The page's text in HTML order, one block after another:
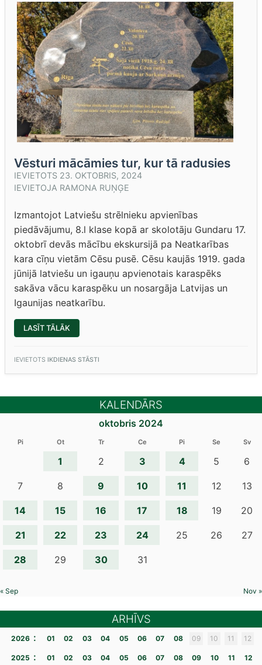
Vēsturi mācāmies tur, kur tā radusies
IEVIETOTS 23. OKTOBRIS, 2024
IEVIETOJA RAMONA RUŅĢE
Izmantojot Latviešu strēlnieku apvienības
piedāvājumu, 8.l klase kopā ar skolotāju Gundaru 17.
oktobrī devās mācību ekskursijā pa Neatkarības
kara cīņu vietām Cēsu pusē. Cēsu kaujās 1919. gada
jūnijā latviešu un igauņu apvienotais karaspēks
sakāva vācu karaspēku un nosargāja Latvijas un
Igaunijas neatkarību.
LASĪT TĀLĀK
MĀCĀMIES
TĀ
IEVIETOTS IKDIENAS STĀSTI
KALENDĀRS
oktobris 2024
Pi Ot Tr Ce Pi Se Sv
1 2 3 4 5 6
7 8 9 10 11 12 13
14 15 16 17 18 19 20
21 22 23 24 25 26 27
28 29 30 31
« Sep Nov »
ARHĪVS
2026 : 01 02 03 04 05 06 07 08 09 10 11 12
2025 : 01 02 03 04 05 06 07 08 09 10 11 12